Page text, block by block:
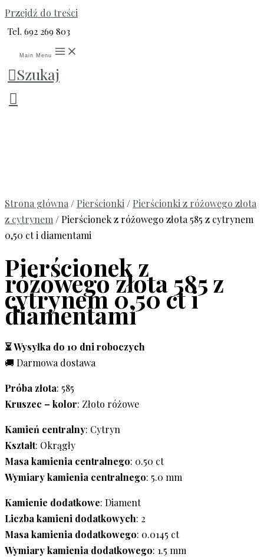
Przejdź do treści
Tel. 692 269 803
Main Menu
Szukaj
Strona główna / Pierścionki / Pierścionki z różowego złota
z cytrynem / Pierścionek z różowego złota 585 z cytrynem
0,50 ct i diamentami
Pierścionek z
różowego złota 585 z
cytrynem 0,50 ct i
diamentami
⏳ Wysyłka do 10 dni roboczych
🚚 Darmowa dostawa
Próba złota: 585
Kruszec – kolor: Złoto różowe
Kamień centralny: Cytryn
Kształt: Okrągły
Masa kamienia centralnego: 0.50 ct
Wymiary kamienia centralnego: 5.0 mm
Kamienie dodatkowe: Diament
Liczba kamieni dodatkowych: 2
Masa kamienia dodatkowego: 0.0145 ct
Wymiary kamienia dodatkowego: 1.5 mm